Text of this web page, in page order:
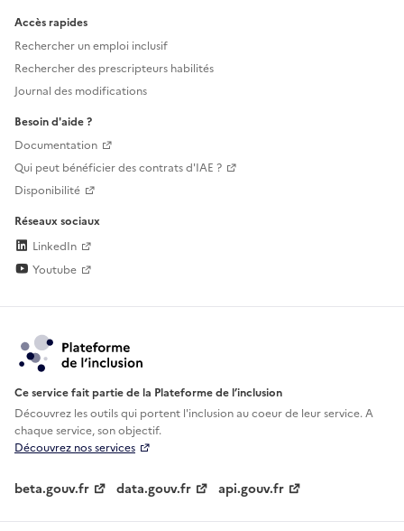
Accès rapides
Rechercher un emploi inclusif
Rechercher des prescripteurs habilités
Journal des modifications
Besoin d'aide ?
Documentation
Qui peut bénéficier des contrats d'IAE ?
Disponibilité
Réseaux sociaux
LinkedIn
Youtube
Ce service fait partie de la Plateforme de l’inclusion
Découvrez les outils qui portent l'inclusion aucoeur de leur service. A
chaque service, son objectif.
Découvrez nos services
beta.gouv.fr data.gouv.fr api.gouv.fr